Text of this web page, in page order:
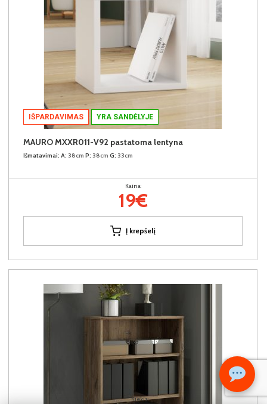
Kiekis:
IŠPARDAVIMAS YRA SANDĖLYJE
MAURO MXXR011-V92 pastatoma lentyna
Išmatavimai: A: 38cm P: 38cm G: 33cm
Kaina:
19€
Į krepšelį